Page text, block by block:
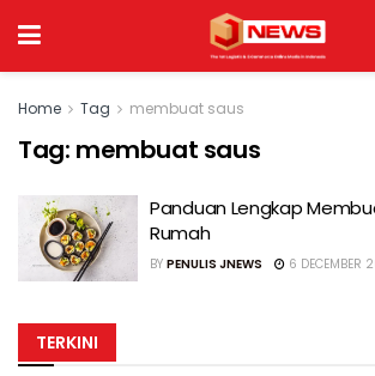
Home Tag membuat saus
Tag: membuat saus
Panduan Lengkap
Rumah
BY PENULIS JNEWS 6 DECEMBER
TERKINI